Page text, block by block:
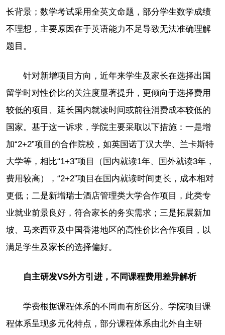
长背景；数学考试采用全英文命题，部分学生数学成绩
不理想，主要原因在于英语能力不足导致无法准确理解
题目。
针对新增项目方向，近年来学生及家长在选择出国
留学时对性价比的关注度显著提升，更倾向于选择费用
较低的项目、延长国内就读时间或前往消费成本较低的
国家。基于这一诉求，学院主要采取以下措施：一是增
加“2+2”项目的合作院校，如英国诺丁汉大学、兰卡斯特
大学等，相比“1+3”项目（国内就读1年、国外就读3年，
费用较高），“2+2”项目在国内就读时间更长，成本相对
更低；二是新增瑞士酒店管理类大学合作项目，此类专
业就业前景良好，符合家长的务实需求；三是拓展新加
坡、马来西亚及中国香港地区的高性价比合作项目，以
满足学生及家长的选择偏好。
自主研发VS外方引进，不同课程费用差异解析
学费根据课程体系的不同而有所区分。学院项目课
程体系呈现多元化特点，部分课程体系由北外自主研